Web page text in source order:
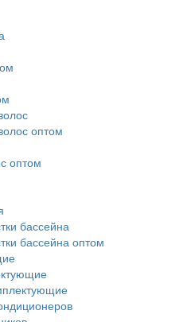
оптом
оптом
бассейна
бассейна оптом